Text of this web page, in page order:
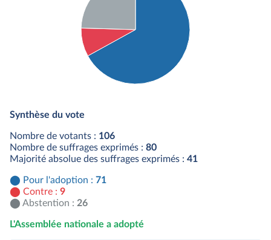
Synthèse du vote
Nombre de votants : 106
Nombre de suffrages exprimés : 80
Majorité absolue des suffrages exprimés : 41
Pour l'adoption : 71
Contre : 9
Abstention : 26
L'Assemblée nationale a adopté